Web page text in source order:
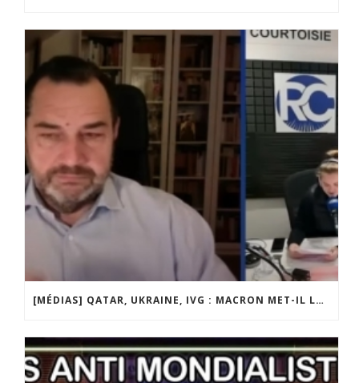
[MÉDIAS] QATAR, UKRAINE, IVG : MACRON MET-IL LA FRANCE EN DANGER ? JF POISSON INVITÉ DE LIGNE DROITE SUR RADIO COURTOISIE